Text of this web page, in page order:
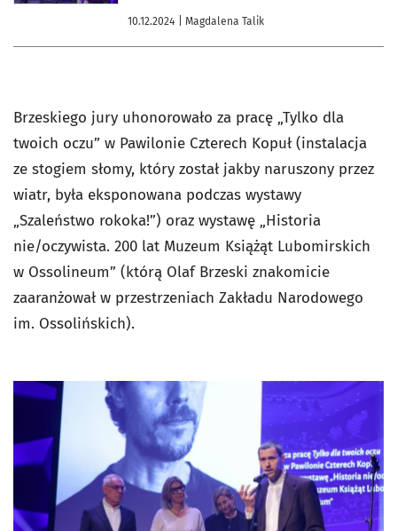
10.12.2024 | Magdalena Talik
Brzeskiego jury uhonorowało za pracę „Tylko dla
twoich oczu” w Pawilonie Czterech Kopuł (instalacja
ze stogiem słomy, który został jakby naruszony przez
wiatr, była eksponowana podczas wystawy
„Szaleństwo rokoka!”) oraz wystawę „Historia
nie/oczywista. 200 lat Muzeum Książąt Lubomirskich
w Ossolineum” (którą Olaf Brzeski znakomicie
zaaranżował w przestrzeniach Zakładu Narodowego
im. Ossolińskich).